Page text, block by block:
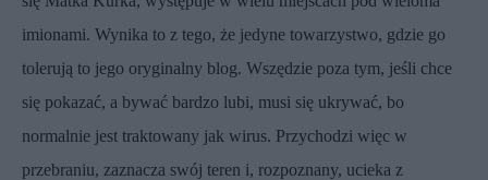
imionami. Wynika to z tego, że jedyne towarzystwo, gdzie go
tolerują to jego oryginalny blog. Wszędzie poza tym, jeśli chce
się pokazać, a bywać bardzo lubi, musi się ukrywać, bo
normalnie jest traktowany jak wirus. Przychodzi więc w
przebraniu, zaznacza swój teren i, rozpoznany, ucieka z